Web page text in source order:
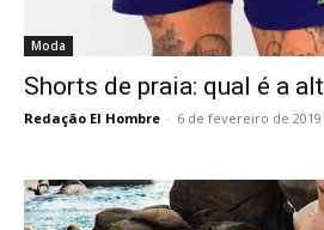
Moda
Shorts de praia: qual é a
Redação El Hombre - 6 de fevereiro de 2019